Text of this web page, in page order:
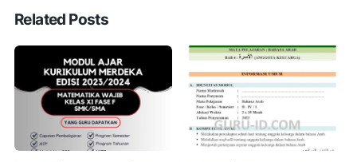
Related Posts